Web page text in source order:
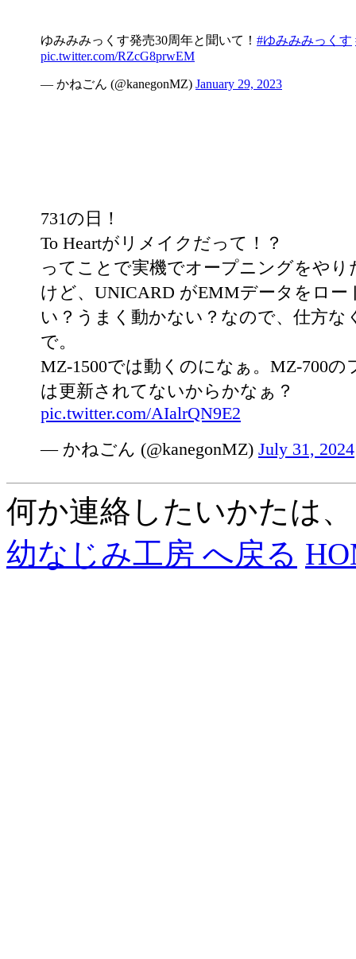
ゆみみみっくす発売30周年と聞いて！ #ゆみみみっくす
pic.twitter.com/RZcG8prwEM
— かねごん (@kanegonMZ) January 29, 2023
731の日！
To Heartがリメイクだって！？
ってことで実機でオープニングをやり
けど、UNICARD がEMMデータをロー
い？うまく動かない？なので、仕方な
で。
MZ-1500では動くのになぁ。MZ-700の
は更新されてないからかなぁ？
pic.twitter.com/AIalrQN9E2
— かねごん (@kanegonMZ) July 31, 2024
何か連絡したいかたは、
幼なじみ工房 へ戻る